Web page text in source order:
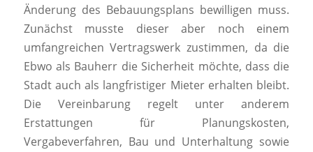
Änderung des Bebauungsplans bewilligen muss.
Zunächst musste dieser aber noch einem
umfangreichen Vertragswerk zustimmen, da die
Ebwo als Bauherr die Sicherheit möchte, dass die
Stadt auch als langfristiger Mieter erhalten bleibt.
Die Vereinbarung regelt unter anderem
Erstattungen für Planungskosten,
Vergabeverfahren, Bau und Unterhaltung sowie